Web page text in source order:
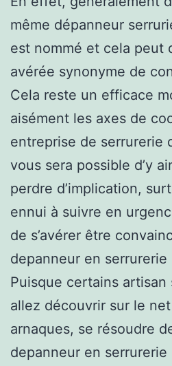
même dépanneur
est nommé et cela peut
avérée synonyme de
Cela reste un efficace
aisément les axes de
entreprise de serrurerie
vous sera possible d’y
perdre d’implication,
ennui à suivre en
de s’avérer être
depanneur en
Puisque certains
allez découvrir sur le
arnaques, se résoudre
depanneur en